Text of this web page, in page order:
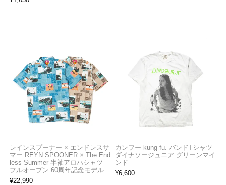
レインスプーナー × エンドレスサ
マー REYN SPOONER × The End
less Summer 半袖アロハシャツ
フルオープン 60周年記念モデル
¥22,990
カンフー kung fu. バンドTシャツ
ダイナソージュニア グリーンマイ
ンド
¥6,600